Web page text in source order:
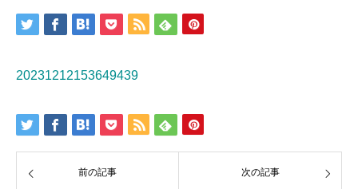
20231212153649439
前の記事 次の記事